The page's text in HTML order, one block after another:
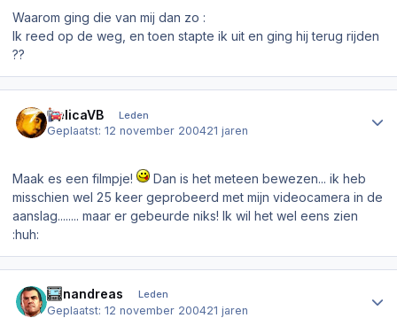
Waarom ging die van mij dan zo :
Ik reed op de weg, en toen stapte ik uit en ging hij terug rijden
??
CelicaVB Leden
Geplaatst:12 november 200421 jaren
Maak es een filmpje!
Dan is het meteen bewezen... ik heb
misschien wel 25 keer geprobeerd met mijn videocamera in de
aanslag........ maar er gebeurde niks! Ik wil het wel eens zien
:huh:
donandreas Leden
Geplaatst:12 november 200421 jaren